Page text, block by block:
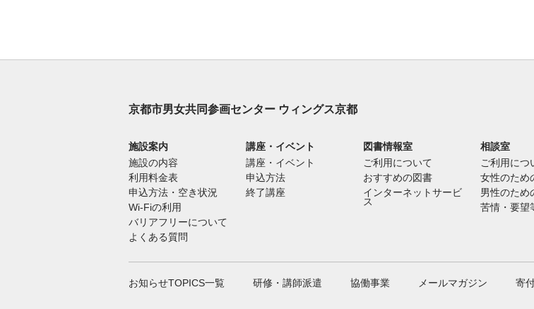
京都市男女共同参画センター ウィングス京都
施設案内
施設の内容
利用料金表
申込方法・空き状況
Wi-Fiの利用
バリアフリーについて
よくある質問
講座・イベント
講座・イベント
申込方法
終了講座
図書情報室
ご利用について
おすすめの図書
インターネットサービ
ス
相談室
ご利用につ
女性のため
男性のため
苦情・要望
お知らせTOPICS一覧 研修・講師派遣 協働事業 メールマガジン 寄